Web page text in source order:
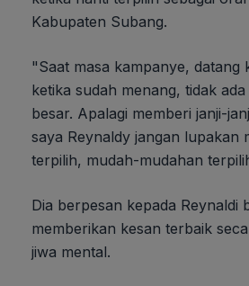
Kabupaten Subang.
"Saat masa kampanye, datang
ketika sudah menang, tidak
besar. Apalagi memberi janji-
saya Reynaldy jangan lupakan
terpilih, mudah-mudahan
Dia berpesan kepada Reynaldi
memberikan kesan terbaik
jiwa mental.